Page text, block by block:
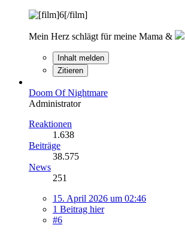
Mein Herz schlägt für meine Mama &
Inhalt melden
Zitieren
Doom Of Nightmare
Administrator
Reaktionen
1.638
Beiträge
38.575
News
251
15. April 2026 um 02:46
1 Beitrag hier
#6